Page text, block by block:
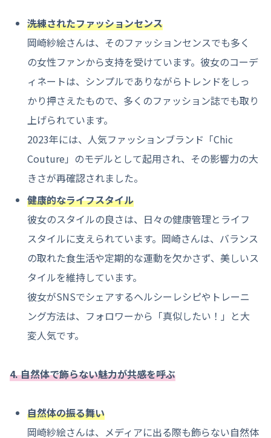
洗練されたファッションセンス
岡崎紗絵さんは、そのファッションセンスでも多く
の女性ファンから支持を受けています。彼女のコーデ
ィネートは、シンプルでありながらトレンドをしっ
かり押さえたもので、多くのファッション誌でも取り
上げられています。
2023年には、人気ファッションブランド「Chic
Couture」のモデルとして起用され、その影響力の大
きさが再確認されました。
健康的なライフスタイル
彼女のスタイルの良さは、日々の健康管理とライフ
スタイルに支えられています。岡崎さんは、バランス
の取れた食生活や定期的な運動を欠かさず、美しいス
タイルを維持しています。
彼女がSNSでシェアするヘルシーレシピやトレーニ
ング方法は、フォロワーから「真似したい！」と大
変人気です。
4. 自然体で飾らない魅力が共感を呼ぶ
自然体の振る舞い
岡崎紗絵さんは、メディアに出る際も飾らない自然体